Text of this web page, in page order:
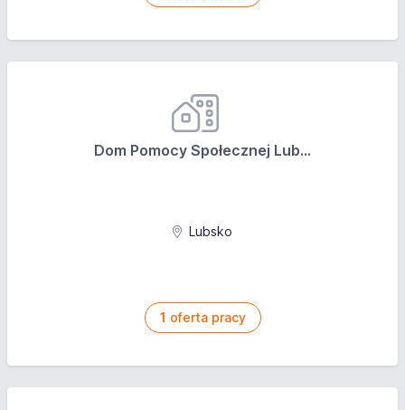
Dom Pomocy Społecznej Lub...
Lubsko
1 oferta pracy